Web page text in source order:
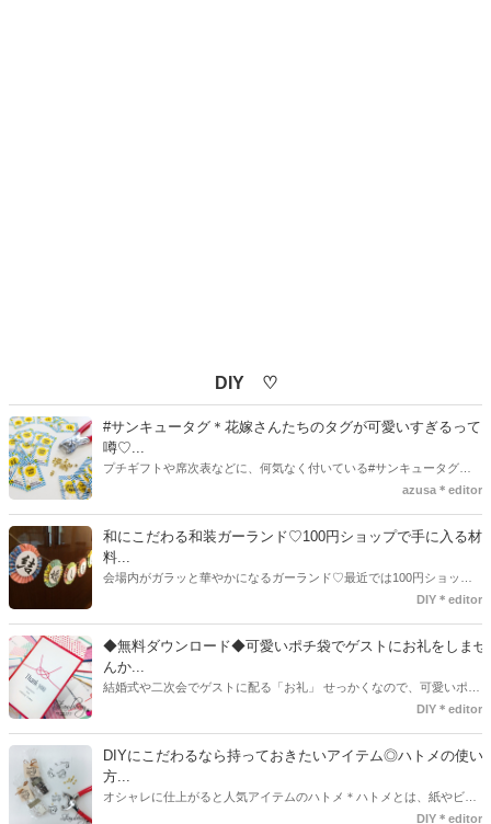
DIY ♡
#サンキュータグ＊花嫁さんたちのタグが可愛いすぎるって
噂♡...
プチギフトや席次表などに、何気なく付いている#サンキュータグ実
はほとんどの花嫁さんが手作りしてるってご存知でしたか！？あるの
ま、付いてた方が断然可愛い♡そんなプレ花嫁さんたちの#サンキュー
タグアイデア、探してみました♪
azusa＊editor
和にこだわる和装ガーランド♡100円ショップで手に入る材
料...
会場内がガラッと華やかになるガーランド♡最近では100円ショップ
で既に完成された物が販売されていたり、ネット上でダウンロードし
す。ダウンロードしたデザインを印刷する紙をこだわるプレ花嫁さん
も・・・♡紙質や柄などでガラッと印象が変わりますよね♪
DIY＊editor
◆無料ダウンロード◆可愛いポチ袋でゲストにお礼をしませ
んか...
結婚式や二次会でゲストに配る「お礼」 せっかくなので、可愛いポチ
袋で用意しませんか？今回の記事では無料でダウンロードできるデザ
ください。いつもStrawberryを読んで頂いているプレ花嫁さんのお手
伝いが少しでも出来れば嬉しいです♡
DIY＊editor
DIYにこだわるなら持っておきたいアイテム◎ハトメの使い
方...
オシャレに仕上がると人気アイテムのハトメ＊ハトメとは、紙やビニ
ールなどに開けた穴につける金具のことでサイズが幅広く揃っていま
DIY＊editor